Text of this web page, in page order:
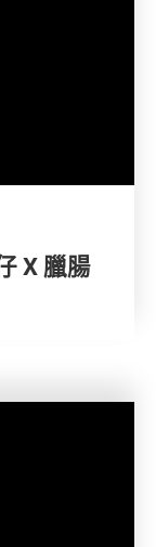
X 臘腸